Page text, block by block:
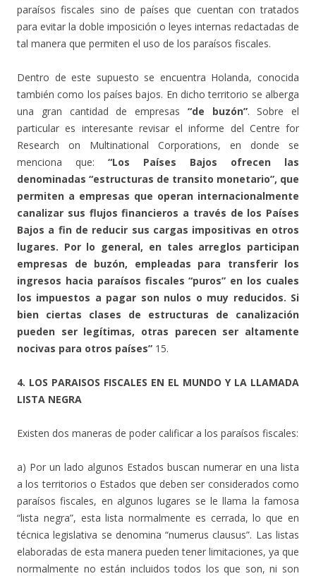
paraísos fiscales sino de países que cuentan con tratados
para evitar la doble imposición o leyes internas redactadas de
tal manera que permiten el uso de los paraísos fiscales.
Dentro de este supuesto se encuentra Holanda, conocida
también como los países bajos. En dicho territorio se alberga
una gran cantidad de empresas “de buzón”. Sobre el
particular es interesante revisar el informe del Centre for
Research on Multinational Corporations, en donde se
menciona que: “Los Países Bajos ofrecen las
denominadas “estructuras de transito monetario”, que
permiten a empresas que operan internacionalmente
canalizar sus flujos financieros a través de los Países
Bajos a fin de reducir sus cargas impositivas en otros
lugares. Por lo general, en tales arreglos participan
empresas de buzón, empleadas para transferir los
ingresos hacia paraísos fiscales “puros” en los cuales
los impuestos a pagar son nulos o muy reducidos. Si
bien ciertas clases de estructuras de canalización
pueden ser legítimas, otras parecen ser altamente
nocivas para otros países” 15.
4. LOS PARAISOS FISCALES EN EL MUNDO Y LA LLAMADA
LISTA NEGRA
Existen dos maneras de poder calificar a los paraísos fiscales:
a) Por un lado algunos Estados buscan numerar en una lista
a los territorios o Estados que deben ser considerados como
paraísos fiscales, en algunos lugares se le llama la famosa
“lista negra”, esta lista normalmente es cerrada, lo que en
técnica legislativa se denomina “numerus clausus”. Las listas
elaboradas de esta manera pueden tener limitaciones, ya que
normalmente no están incluidos todos los que son, ni son